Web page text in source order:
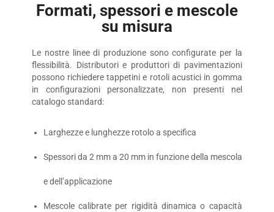
Formati, spessori e mescole
su misura
Le nostre linee di produzione sono configurate per la
flessibilità. Distributori e produttori di pavimentazioni
possono richiedere tappetini e rotoli acustici in gomma
in configurazioni personalizzate, non presenti nel
catalogo standard:
Larghezze e lunghezze rotolo a specifica
Spessori da 2 mm a 20 mm in funzione della mescola
e dell’applicazione
Mescole calibrate per rigidità dinamica o capacità